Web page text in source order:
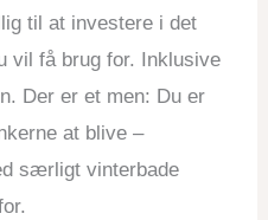
til at investere i det
vil få brug for. Inklusive
Der er et men: Du er
at blive –
særligt vinterbade